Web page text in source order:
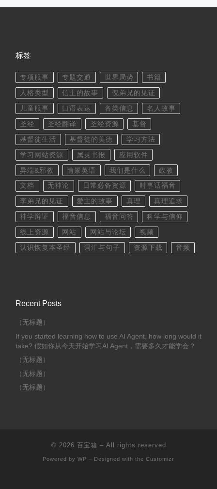
标签
专项服事 专题交通 世界局势 书籍
人格类型 信主的故事 倪弟兄的见证
儿童服事 口语表达 各类信息 名人故事
圣经 圣经翻译 圣经资源 基督
基督徒生活 基督徒的美德 学习方法
学习网站资源 属灵书报 应用软件
异端&邪教 情景英语 我们是什么 政教
文档 无神论 日常必备资源 时事话福音
李弟兄的见证 爱主的故事 真理 真理追求
神学辩证 福音信息 福音问答 科学与信仰
线上资源 网站 网站与论坛 视频
认识恢复本圣经 词汇与句子 资源下载 音频
Recent Posts
（无标题）
If you started learning how to use AI Agent, how long would it
take? 假如你从今天开始学习AI Agent，需要多久才能学会？
（无标题）
（无标题）
（无标题）
© 2026 百宝箱 – All rights reserved
Powered by WP – Designed with the Customizr